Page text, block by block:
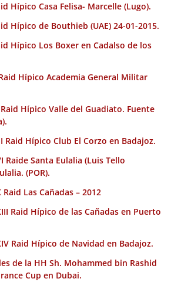
Hípico Casa Felisa- Marcelle (Lugo).
Hípico de Bouthieb (UAE) 24-01-2015.
Hípico Los Boxer en Cadalso de los
Hípico Academia General Militar
Hípico Valle del Guadiato. Fuente
Raid Hípico Club El Corzo en Badajoz.
Raide Santa Eulalia (Luis Tello
(POR).
Las Cañadas – 2012
Raid Hípico de las Cañadas en Puerto
Raid Hípico de Navidad en Badajoz.
de la HH Sh. Mohammed bin Rashid
Cup en Dubai.